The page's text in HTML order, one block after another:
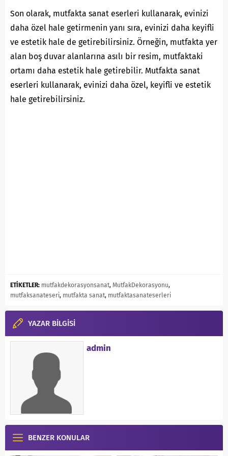
Son olarak, mutfakta sanat eserleri kullanarak, evinizi
daha özel hale getirmenin yanı sıra, evinizi daha keyifli
ve estetik hale de getirebilirsiniz. Örneğin, mutfakta yer
alan boş duvar alanlarına asılı bir resim, mutfaktaki
ortamı daha estetik hale getirebilir. Mutfakta sanat
eserleri kullanarak, evinizi daha özel, keyifli ve estetik
hale getirebilirsiniz.
ETİKETLER: mutfakdekorasyonsanat, MutfakDekorasyonu,
mutfaksanateseri, mutfakta sanat, mutfaktasanateserleri
YAZAR BİLGİSİ
admin
BENZER KONULAR